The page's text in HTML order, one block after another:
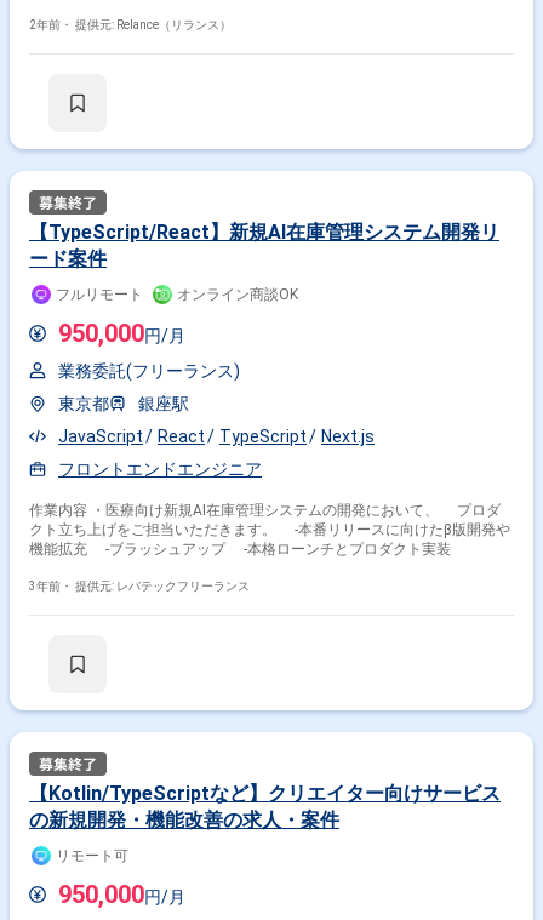
務内容＞ ・LLMを使ったプロダクト開発 ‐大規模言語モデル (LLM) を活
す。 ・Webアプリケーション開発 ‐TypeScript、Next.jsなどを用いた
において、顧客に選ばれ続けるプロダクトを作るため、開発リードをお任
せいたします。 ■このポジションの魅力 ・最先端技術に触れる機会 ‐
Generative AIやLLMなどの最新技術に触れ、技術的な知識を深めることが
できます。 ・クリエイティブな環境 ‐自由な発想でプロダクトを設計・
・成長機会 ‐急成長中のスタートアップで働くことで、キャリアアップ
チームで働くことで、自分の意見やアイデアが直接プロダクトに反映され
ブリッド勤務となります。 ■チーム編成 4つのコア機能開発チームが存在
しており、約30名ほどエンジニアが在籍しています。
2年前・ 提供元: Relance（リランス）
【TypeScript/React】新規AI在庫管理システム開発リ
ード案件
フルリモート オンライン商談OK
950,000円/月
業務委託(フリーランス)
東京都
銀座駅
JavaScript
React TypeScript
Next.js
フロントエンドエンジニア
作業内容 ・医療向け新規AI在庫管理システムの開発において、 プロダ
クト立ち上げをご担当いただきます。 -本番リリースに向けたβ版開発や
機能拡充 -ブラッシュアップ -本格ローンチとプロダクト実装
3年前・ 提供元: レバテックフリーランス
【Kotlin/TypeScriptなど】クリエイター向けサービス
の新規開発・機能改善の求人・案件
リモート可
950,000円/月